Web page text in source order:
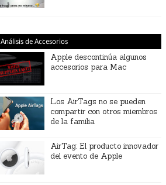
Análisis de Accesorios
Apple descontinúa algunos
accesorios para Mac
Los AirTags no se pueden
compartir con otros miembros
de la familia
AirTag: El producto innovador
del evento de Apple